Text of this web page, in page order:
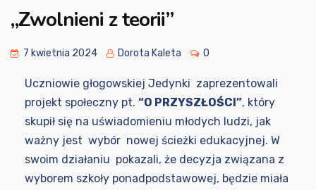
„Zwolnieni z teorii”
7 kwietnia 2024 Dorota Kaleta 0
Uczniowie głogowskiej Jedynki zaprezentowali
projekt społeczny pt. “O PRZYSZŁOŚCI”, który
skupił się na uświadomieniu młodych ludzi, jak
ważny jest wybór nowej ścieżki edukacyjnej. W
swoim działaniu pokazali, że decyzja związana z
wyborem szkoły ponadpodstawowej, będzie miała